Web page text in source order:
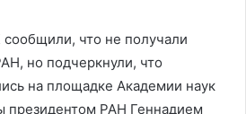
что не получали
но подчеркнули, что
на площадке Академии наук
президентом РАН Геннадием